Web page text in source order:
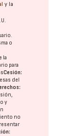
y la
o
la
para
Cesión:
del
y
no